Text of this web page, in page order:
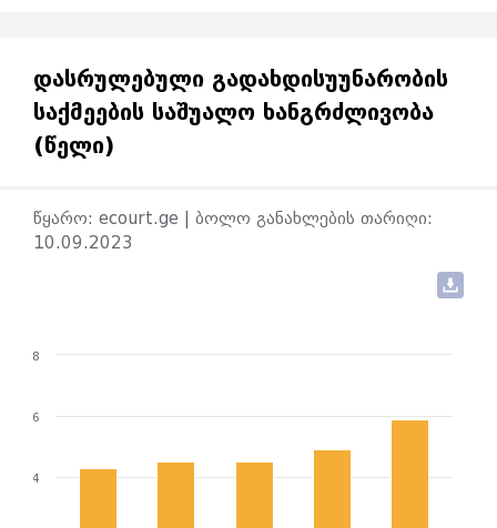
ᲓᲐᲡᲠᲣᲚᲔᲑᲣᲚᲘ ᲒᲐᲓᲐᲮᲓᲘᲡᲣᲣᲜᲐᲠᲝᲑᲘᲡ
ᲡᲐᲥᲛᲔᲔᲑᲘᲡ ᲡᲐᲨᲣᲐᲚᲝ ᲮᲐᲜᲒᲠᲫᲚᲘᲕᲝᲑᲐ
(ᲬᲔᲚᲘ)
წყარო: ecourt.ge | ბოლო განახლების თარიღი:
10.09.2023
4
6
8